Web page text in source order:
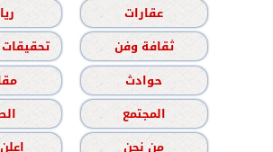
عقارات
ثقافة وفن
حوادث
المجتمع
من نحن